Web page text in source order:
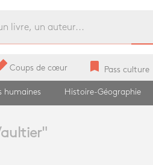
Coups de cœur bookmark Pass culture
humaines Histoire-Géographie
"